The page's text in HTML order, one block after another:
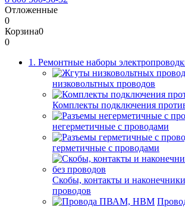
Отложенные
0
Корзина0
0
1. Ремонтные наборы
низковольтных проводов
Комплекты подключения
негерметичные с проводами
герметичные с проводами
Скобы, контакты и
проводов